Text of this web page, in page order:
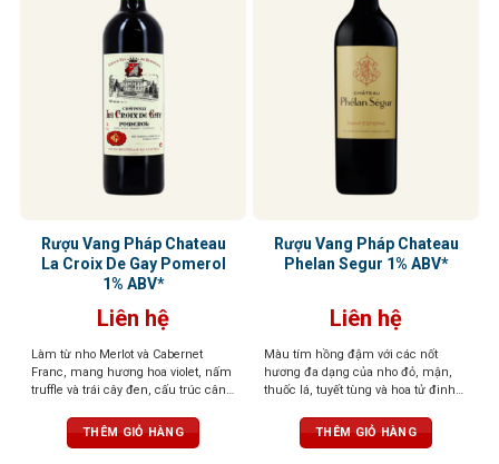
Rượu Vang Pháp Chateau
La Croix De Gay Pomerol
1% ABV*
Liên hệ
Làm từ nho Merlot và Cabernet
Franc, mang hương hoa violet, nấm
truffle và trái cây đen, cấu trúc cân
THÊM GIỎ HÀNG
Rượu Vang Pháp Chateau
Phelan Segur 1% ABV*
Liên hệ
Màu tím hồng đậm với các nốt
hương đa dạng của nho đỏ, mận,
thuốc lá, tuyết tùng và hoa tử đinh
THÊM GIỎ HÀNG